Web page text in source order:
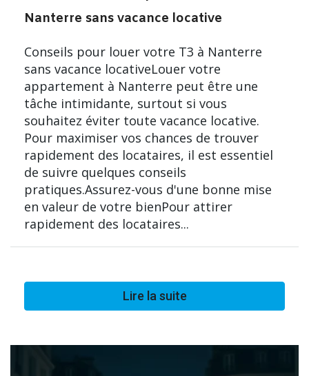
Nanterre sans vacance locative
Conseils pour louer votre T3 à Nanterre
sans vacance locativeLouer votre
appartement à Nanterre peut être une
tâche intimidante, surtout si vous
souhaitez éviter toute vacance locative.
Pour maximiser vos chances de trouver
rapidement des locataires, il est essentiel
de suivre quelques conseils
pratiques.Assurez-vous d'une bonne mise
en valeur de votre bienPour attirer
rapidement des locataires...
Lire la suite